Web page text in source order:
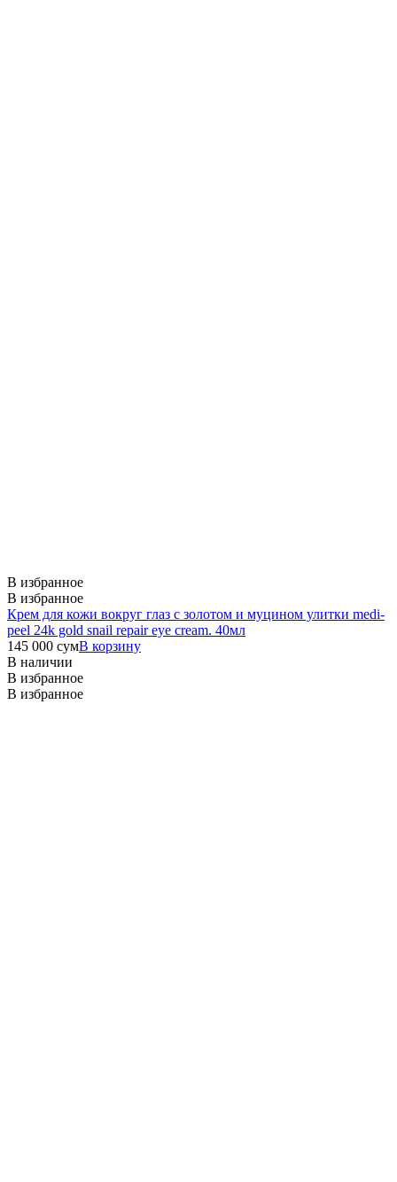
В избранное
В избранное
Крем для кожи вокруг глаз с золотом и муцином улитки medi-
peel 24k gold snail repair eye cream. 40мл
145 000 сумВ корзину
В наличии
В избранное
В избранное